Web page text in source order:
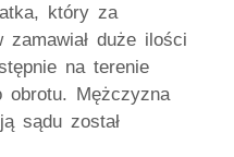
który za
zamawiał duże ilości
na terenie
obrotu. Mężczyzna
sądu został